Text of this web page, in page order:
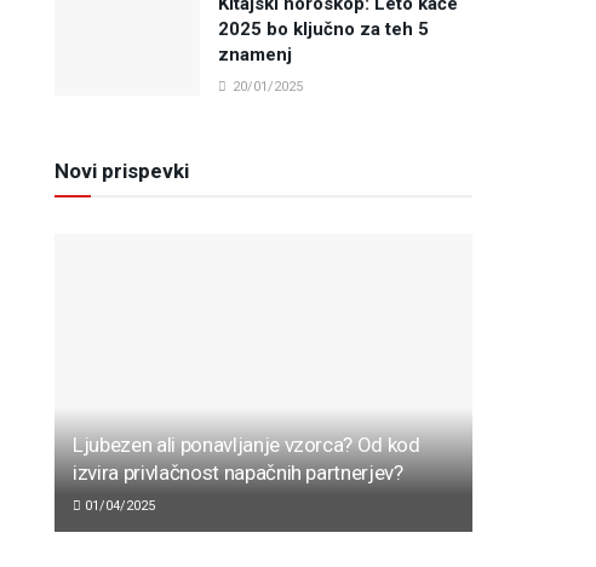
2025 bo ključno za teh 5
znamenj
20/01/2025
Novi prispevki
Ljubezen ali ponavljanje vzorca? Od kod
izvira privlačnost napačnih partnerjev?
01/04/2025